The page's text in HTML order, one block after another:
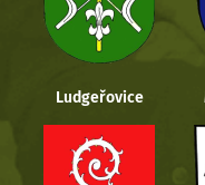
Ludgeřovice